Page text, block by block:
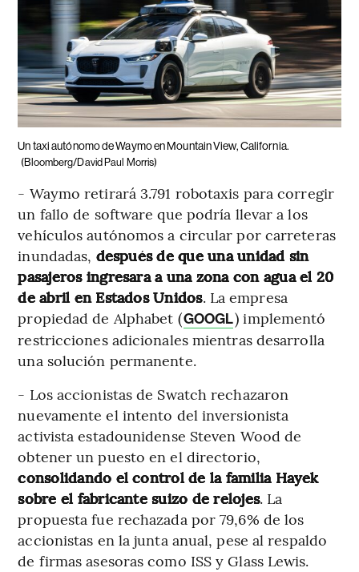
Un taxi autónomo de Waymo en Mountain View, California.
(Bloomberg/David Paul Morris)
- Waymo retirará 3.791 robotaxis para corregir
un fallo de software que podría llevar a los
vehículos autónomos a circular por carreteras
inundadas, después de que una unidad sin
pasajeros ingresara a una zona con agua el 20
de abril en Estados Unidos. La empresa
propiedad de Alphabet (GOOGL) implementó
restricciones adicionales mientras desarrolla
una solución permanente.
- Los accionistas de Swatch rechazaron
nuevamente el intento del inversionista
activista estadounidense Steven Wood de
obtener un puesto en el directorio,
consolidando el control de la familia Hayek
sobre el fabricante suizo de relojes. La
propuesta fue rechazada por 79,6% de los
accionistas en la junta anual, pese al respaldo
de firmas asesoras como ISS y Glass Lewis.